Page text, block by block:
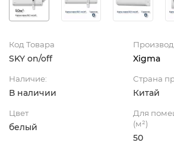
Код Товара
SKY on/off Xigma
Наличие:
В наличии
Страна
Китай
Цвет
белый
Для
(м²)
50